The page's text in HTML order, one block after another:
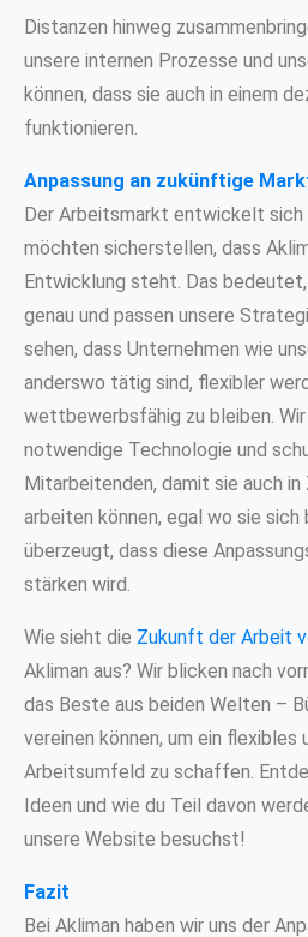
Distanzen hinweg
unsere internen Prozesse und
können, dass sie auch in einem
funktionieren.
Anpassung an zukünftige
Der Arbeitsmarkt entwickelt sich
möchten sicherstellen, dass
Entwicklung steht. Das
genau und passen unsere
sehen, dass Unternehmen wie
anderswo tätig sind, flexibler
wettbewerbsfähig zu bleiben.
notwendige Technologie und
Mitarbeitenden, damit sie auch
arbeiten können, egal wo sie sich
überzeugt, dass diese
stärken wird.
Wie sieht die Zukunft der Arbeit
Akliman aus? Wir blicken nach
das Beste aus beiden Welten –
vereinen können, um ein flexibles
Arbeitsumfeld zu schaffen.
Ideen und wie du Teil davon
unsere Website besuchst!
Fazit
Bei Akliman haben wir uns der